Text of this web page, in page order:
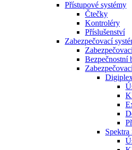
Přístupové systémy
Čtečky
Kontroléry
Příslušenství
Zabezpečovací
Bezpečnostní
Spektra